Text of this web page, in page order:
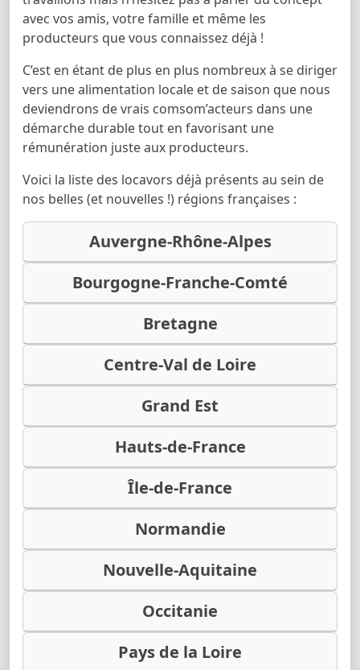
avec vos amis, votre famille et même les
producteurs que vous connaissez déjà !
C’est en étant de plus en plus nombreux à se diriger
vers une alimentation locale et de saison que nous
deviendrons de vrais comsom’acteurs dans une
démarche durable tout en favorisant une
rémunération juste aux producteurs.
Voici la liste des locavors déjà présents au sein de
nos belles (et nouvelles !) régions françaises :
Auvergne-Rhône-Alpes
Bourgogne-Franche-Comté
Bretagne
Centre-Val de Loire
Grand Est
Hauts-de-France
Île-de-France
Normandie
Nouvelle-Aquitaine
Occitanie
Pays de la Loire